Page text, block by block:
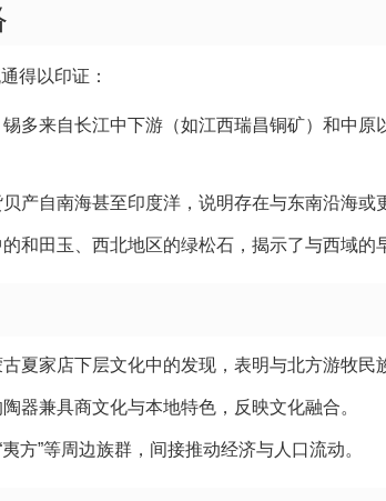
得以印证：
多来自长江中下游（如江西瑞昌铜矿）和中原
产自南海甚至印度洋，说明存在与东南沿海或
的和田玉、西北地区的绿松石，揭示了与西域的
古夏家店下层文化中的发现，表明与北方游牧民
器兼具商文化与本地特色，反映文化融合。
夷方”等周边族群，间接推动经济与人口流动。